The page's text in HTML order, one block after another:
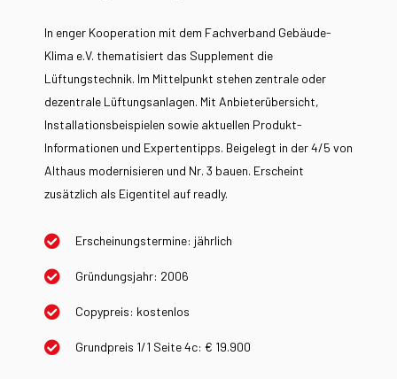
In enger Kooperation mit dem Fachverband Gebäude-
Klima e.V. thematisiert das Supplement die
Lüftungstechnik. Im Mittelpunkt stehen zentrale oder
dezentrale Lüftungsanlagen. Mit Anbieterübersicht,
Installationsbeispielen sowie aktuellen Produkt-
Informationen und Expertentipps. Beigelegt in der 4/5 von
Althaus modernisieren und Nr. 3 bauen. Erscheint
zusätzlich als Eigentitel auf readly.
Erscheinungstermine: jährlich
Gründungsjahr: 2006
Copypreis: kostenlos
Grundpreis 1/1 Seite 4c: € 19.900